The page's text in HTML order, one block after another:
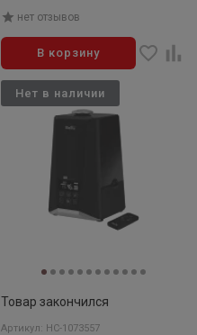
нет отзывов
В корзину
Товар закончился
Артикул: НС-1073557
Нет в наличии